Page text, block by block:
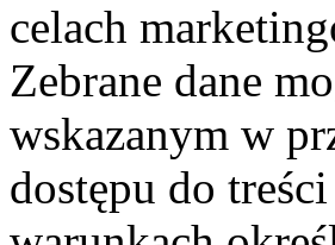
celach
Zebrane dane
wskazanym w
dostępu do